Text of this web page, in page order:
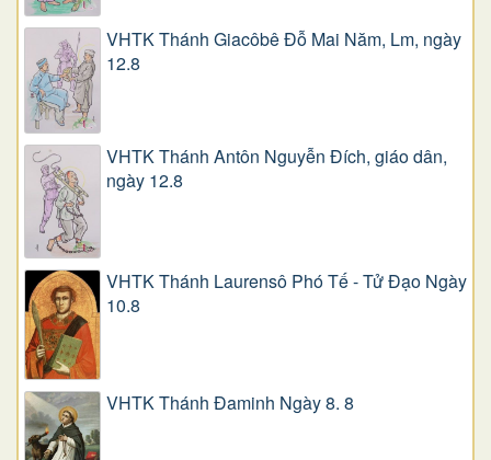
VHTK Thánh Giacôbê Ðỗ Mai Năm, Lm, ngày
12.8
VHTK Thánh Antôn Nguyễn Ðích, giáo dân,
ngày 12.8
VHTK Thánh Laurensô Phó Tế - Tử Đạo Ngày
10.8
VHTK Thánh Đaminh Ngày 8. 8